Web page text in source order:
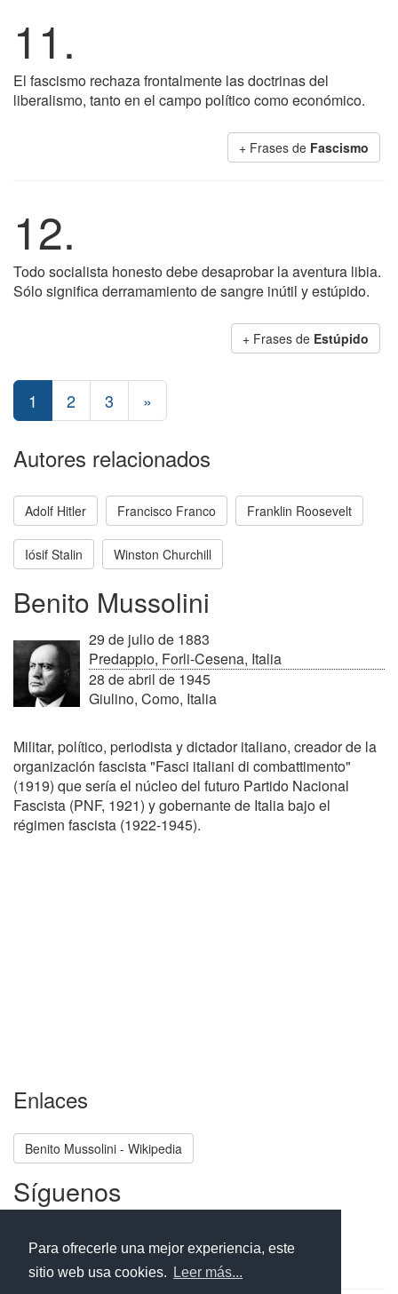
Para ofrecerle una mejor experiencia, este
sitio web usa cookies.
Leer más...
11.
El fascismo rechaza frontalmente las doctrinas del
liberalismo, tanto en el campo político como económico.
+ Frases de Fascismo
12.
Todo socialista honesto debe desaprobar la aventura libia.
Sólo significa derramamiento de sangre inútil y estúpido.
+ Frases de Estúpido
1 2 3 »
Autores relacionados
Adolf Hitler Francisco Franco Franklin Roosevelt
Iósif Stalin Winston Churchill
Benito Mussolini
29 de julio de 1883
Predappio, Forli-Cesena, Italia
28 de abril de 1945
Giulino, Como, Italia
Militar, político, periodista y dictador italiano, creador de la
organización fascista "Fasci italiani di combattimento"
(1919) que sería el núcleo del futuro Partido Nacional
Fascista (PNF, 1921) y gobernante de Italia bajo el
régimen fascista (1922-1945).
Enlaces
Benito Mussolini - Wikipedia
Síguenos